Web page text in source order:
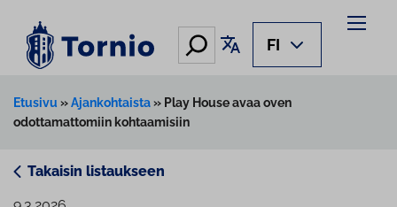
sisältöön
Hae Käännä sivu
FI
Etusivu »Ajankohtaista» Play House avaa oven
odottamattomiin kohtaamisiin
Takaisin listaukseen